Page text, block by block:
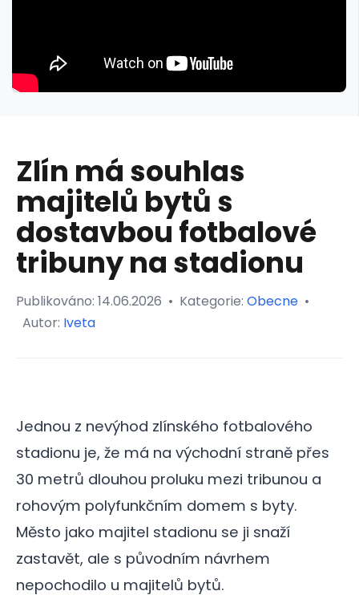
Zlín má souhlas
majitelů bytů s
dostavbou fotbalové
tribuny na stadionu
Publikováno: 14.06.2026 • Kategorie: Obecne •
Autor: Iveta
Jednou z nevýhod zlínského fotbalového
stadionu je, že má na východní straně přes
30 metrů dlouhou proluku mezi tribunou a
rohovým polyfunkčním domem s byty.
Město jako majitel stadionu se ji snaží
zastavět, ale s původním návrhem
nepochodilo u majitelů bytů.